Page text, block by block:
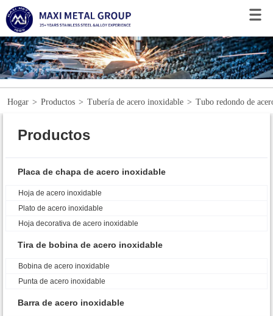
Hogar > Productos > Tubería de acero inoxidable > Tubo redondo de
Productos
Placa de chapa de acero inoxidable
Hoja de acero inoxidable
Plato de acero inoxidable
Hoja decorativa de acero inoxidable
Tira de bobina de acero inoxidable
Bobina de acero inoxidable
Punta de acero inoxidable
Barra de acero inoxidable